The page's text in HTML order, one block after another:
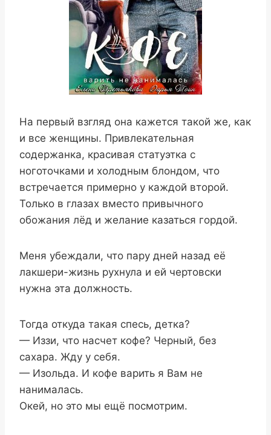
На первый взгляд она кажется такой же, как
и все женщины. Привлекательная
содержанка, красивая статуэтка с
ноготочками и холодным блондом, что
встречается примерно у каждой второй.
Только в глазах вместо привычного
обожания лёд и желание казаться гордой.
Меня убеждали, что пару дней назад её
лакшери-жизнь рухнула и ей чертовски
нужна эта должность.
Тогда откуда такая спесь, детка?
— Иззи, что насчет кофе? Черный, без
сахара. Жду у себя.
— Изольда. И кофе варить я Вам не
нанималась.
Окей, но это мы ещё посмотрим.